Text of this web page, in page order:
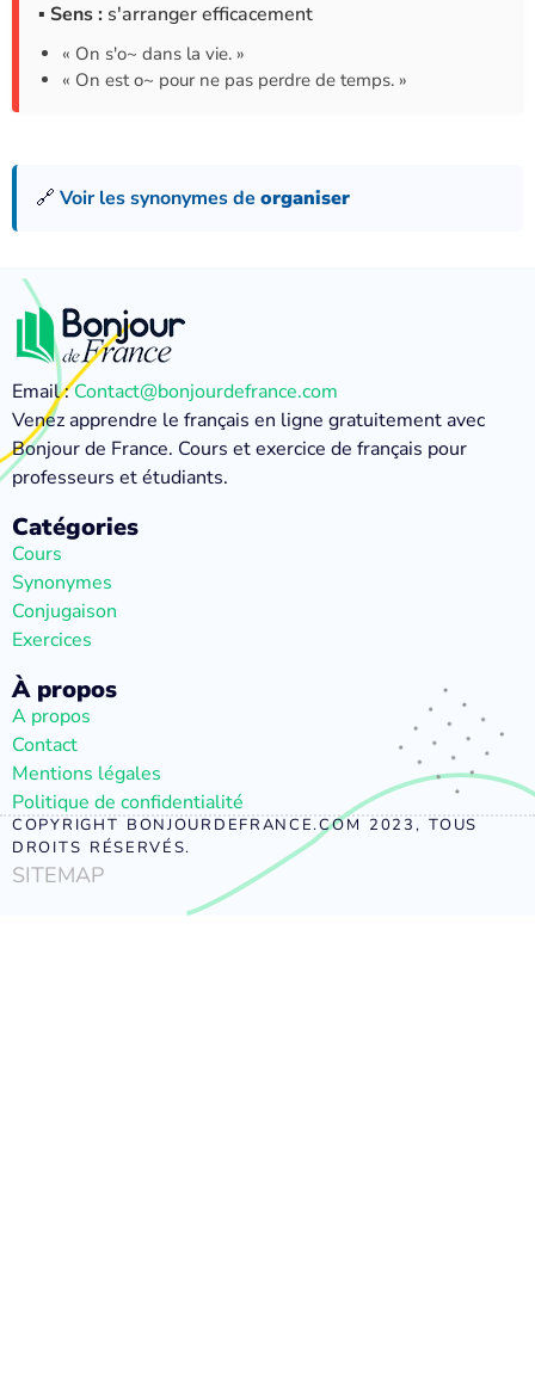
▪ Sens : s'arranger efficacement
« On s'o~ dans la vie. »
« On est o~ pour ne pas perdre de temps. »
🔗 Voir les synonymes de organiser
Email :Contact@bonjourdefrance.com
Venez apprendre le français en ligne gratuitement avec
Bonjour de France. Cours et exercice de français pour
professeurs et étudiants.
Catégories
Cours
Synonymes
Conjugaison
Exercices
À propos
A propos
Contact
Mentions légales
Politique de confidentialité
COPYRIGHT BONJOURDEFRANCE.COM 2023, TOUS
DROITS RÉSERVÉS.
SITEMAP